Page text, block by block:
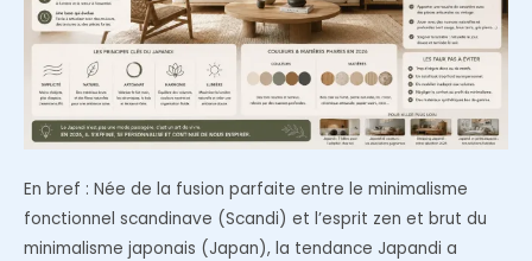
En bref : Née de la fusion parfaite entre le minimalisme
fonctionnel scandinave (Scandi) et l’esprit zen et brut du
minimalisme japonais (Japan), la tendance Japandi a